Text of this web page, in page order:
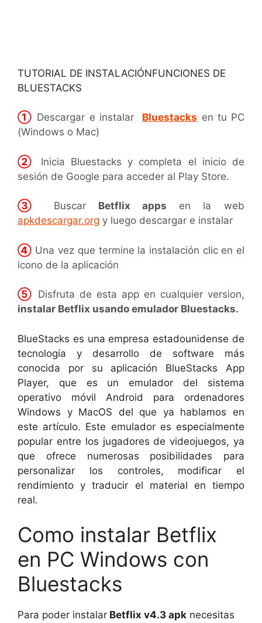
TUTORIAL DE INSTALACIÓNFUNCIONES DE
BLUESTACKS
① Descargar e instalar Bluestacks en tu PC
(Windows o Mac)
②
Inicia Bluestacks y completa el inicio de
sesión de Google para acceder al Play Store.
③ Buscar Betflix apps en la web
apkdescargar.org y luego descargar e instalar
④ Una vez que termine la instalación clic en el
icono de la aplicación
⑤ Disfruta de esta app en cualquier version,
instalar Betflix usando emulador Bluestacks.
BlueStacks es una empresa estadounidense de
tecnología y desarrollo de software más
conocida por su aplicación BlueStacks App
Player, que es un emulador del sistema
operativo móvil Android para ordenadores
Windows y MacOS del que ya hablamos en
este artículo. Este emulador es especialmente
popular entre los jugadores de videojuegos, ya
que ofrece numerosas posibilidades para
personalizar los controles, modificar el
rendimiento y traducir el material en tiempo
real.
Como instalar Betflix
en PC Windows con
Bluestacks
Para poder instalar Betflix v4.3 apk necesitas